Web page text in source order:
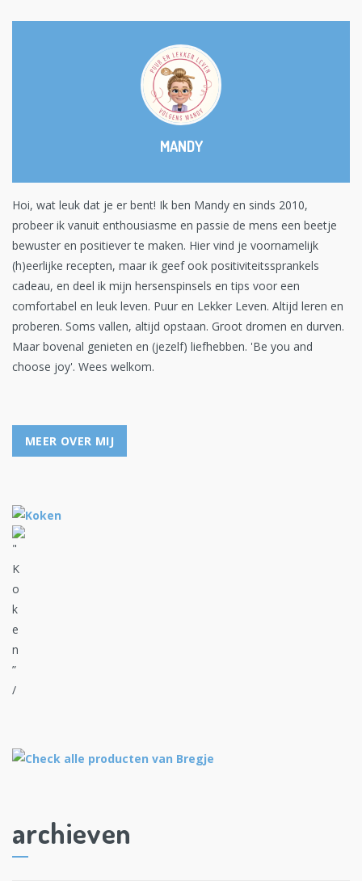
MANDY
Hoi, wat leuk dat je er bent! Ik ben Mandy en sinds 2010,
probeer ik vanuit enthousiasme en passie de mens een beetje
bewuster en positiever te maken. Hier vind je voornamelijk
(h)eerlijke recepten, maar ik geef ook positiviteitssprankels
cadeau, en deel ik mijn hersenspinsels en tips voor een
comfortabel en leuk leven. Puur en Lekker Leven. Altijd leren en
proberen. Soms vallen, altijd opstaan. Groot dromen en durven.
Maar bovenal genieten en (jezelf) liefhebben. 'Be you and
choose joy'. Wees welkom.
MEER OVER MIJ
archieven